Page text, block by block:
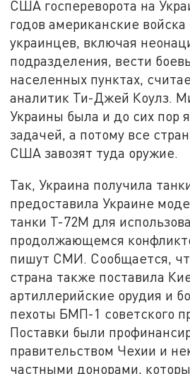
США госпереворота на
годов американские войска
украинцев, включая
подразделения, вести
населенных пунктах,
аналитик Ти-Джей Коулз.
Украины была и до сих пор
задачей, а потому все
США завозят туда оружие.
Так, Украина получила
предоставила Украине
танки Т-72М для
продолжающемся
пишут СМИ. Сообщается,
страна также поставила
артиллерийские орудия и
пехоты БМП-1 советского
Поставки были
правительством Чехии и
частными донорами,